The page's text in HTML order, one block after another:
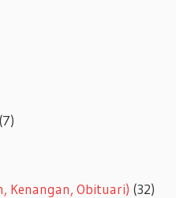
(7)
Kenangan, Obituari) (32)